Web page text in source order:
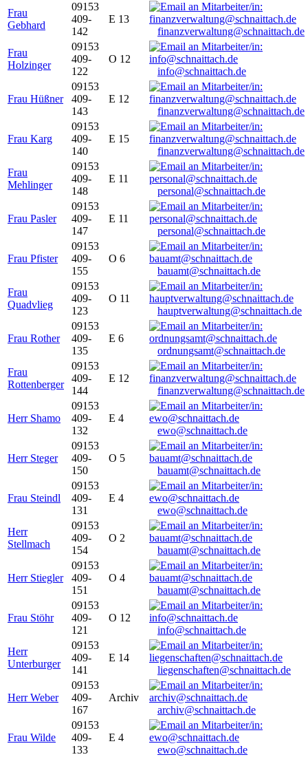
Frau
Gebhard
09153
409-
142
E 13
finanzverwaltung@schnaittach.de
Frau
Holzinger
09153
409-
122
O 12
info@schnaittach.de
Frau Hüßner
09153
409-
143
E 12
finanzverwaltung@schnaittach.de
Frau Karg
09153
409-
140
E 15
finanzverwaltung@schnaittach.de
Frau
Mehlinger
09153
409-
148
E 11
personal@schnaittach.de
Frau Pasler
09153
409-
147
E 11
personal@schnaittach.de
Frau Pfister
09153
409-
155
O 6
bauamt@schnaittach.de
Frau
Quadvlieg
09153
409-
123
O 11
hauptverwaltung@schnaittach.de
Frau Rother
09153
409-
135
E 6
ordnungsamt@schnaittach.de
Frau
Rottenberger
09153
409-
144
E 12
finanzverwaltung@schnaittach.de
Herr Shamo
09153
409-
132
E 4
ewo@schnaittach.de
Herr Steger
09153
409-
150
O 5
bauamt@schnaittach.de
Frau Steindl
09153
409-
131
E 4
ewo@schnaittach.de
Herr
Stellmach
09153
409-
154
O 2
bauamt@schnaittach.de
Herr Stiegler
09153
409-
151
O 4
bauamt@schnaittach.de
Frau Stöhr
09153
409-
121
O 12
info@schnaittach.de
Herr
Unterburger
09153
409-
141
E 14
liegenschaften@schnaittach.de
Herr Weber
09153
409-
167
Archiv
archiv@schnaittach.de
Frau Wilde
09153
409-
133
E 4
ewo@schnaittach.de